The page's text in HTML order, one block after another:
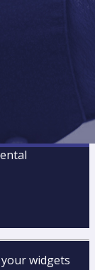
widgets